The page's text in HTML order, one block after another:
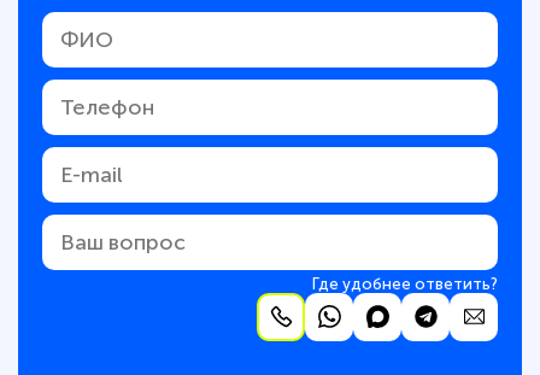
Где удобнее ответить?